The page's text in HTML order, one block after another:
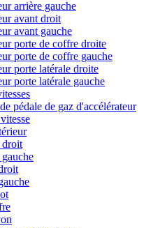
arrière gauche
avant droit
avant gauche
porte de coffre droite
porte de coffre gauche
porte latérale droite
porte latérale gauche
pédale de gaz d'accélérateur
droit